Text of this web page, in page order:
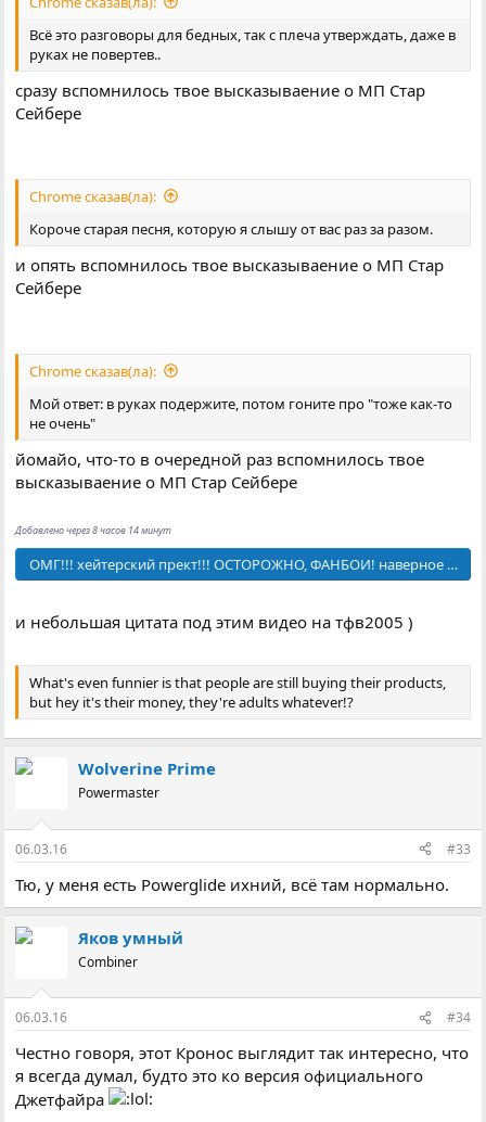
Всё это разговоры для бедных, так с плеча утверждать, даже в
руках не повертев..
сразу вспомнилось твое высказываение о МП Стар
Сейбере
Chrome сказав(ла):
Короче старая песня, которую я слышу от вас раз за разом.
и опять вспомнилось твое высказываение о МП Стар
Сейбере
Chrome сказав(ла):
Мой ответ: в руках подержите, потом гоните про "тоже как-то
не очень"
йомайо, что-то в очередной раз вспомнилось твое
высказываение о МП Стар Сейбере
Добавлено через 8 часов 14 минут
ОМГ!!! хейтерский прект!!! ОСТОРОЖНО, ФАНБОИ! наверное это
и небольшая цитата под этим видео на тфв2005 )
What's even funnier is that people are still buying their products,
but hey it's their money, they're adults whatever!?
Wolverine Prime
Powermaster
06.03.16 #33
Тю, у меня есть Powerglide ихний, всё там нормально.
Яков умный
Combiner
06.03.16 #34
Честно говоря, этот Кронос выглядит так интересно, что
я всегда думал, будто это ко версия официального
Джетфайра